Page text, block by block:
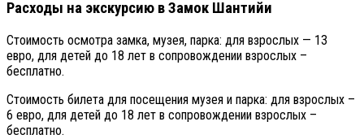
Расходы на экскурсию в Замок Шантийи
Стоимость осмотра замка, музея, парка: для взрослых — 13
евро, для детей до 18 лет в сопровождении взрослых –
бесплатно.
Стоимость билета для посещения музея и парка: для взрослых –
6 евро, для детей до 18 лет в сопровождении взрослых –
бесплатно.